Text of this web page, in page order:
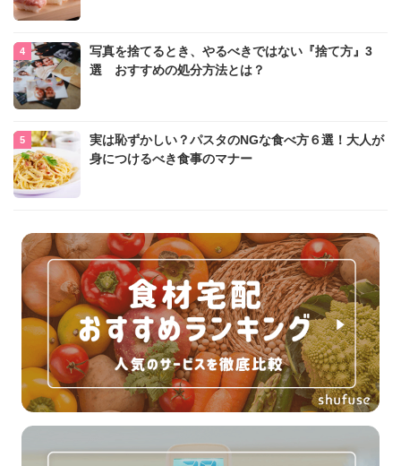
写真を捨てるとき、やるべきではない『捨て方』3
選 おすすめの処分方法とは？
実は恥ずかしい？パスタのNGな食べ方６選！大人が
身につけるべき食事のマナー